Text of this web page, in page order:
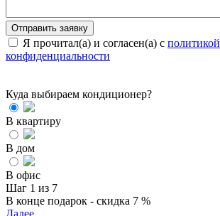
Я прочитал(а) и согласен(а) с политикой
конфиденциальности
Куда выбираем кондиционер?
В квартиру
В дом
В офис
Шаг 1 из 7
В конце подарок - скидка 7 %
Далее